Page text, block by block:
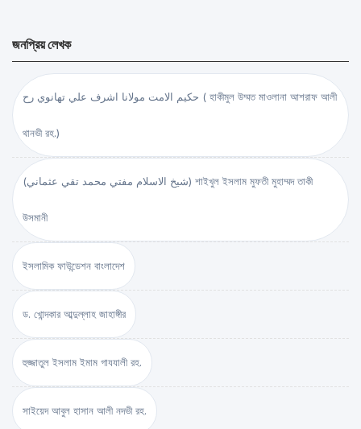
জনপ্রিয় লেখক
حكيم الامت مولانا اشرف علي تهانوي رح ( হাকীমুল উম্মত মাওলানা আশরাফ আলী
থানভী রহ.)
(شيخ الاسلام مفتي محمد تقي عثماني) শাইখুল ইসলাম মুফতী মুহাম্মদ তাকী
উসমানী
ইসলামিক ফাউন্ডেশন বাংলাদেশ
ড. খোন্দকার আব্দুল্লাহ জাহাঙ্গীর
হুজ্জাতুল ইসলাম ইমাম গাযযালী রহ.
সাইয়েদ আবুল হাসান আলী নদভী রহ.